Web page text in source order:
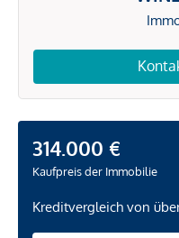
314.000 €
Kaufpreis der Immobilie
Kreditvergleich von